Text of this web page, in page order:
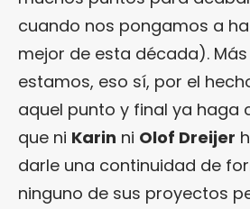
cuando nos pongamos a
mejor de esta década).
estamos, eso sí, por el
aquel punto y final ya haga
que ni Karin ni Olof Dreijer
darle una continuidad de
ninguno de sus proyectos